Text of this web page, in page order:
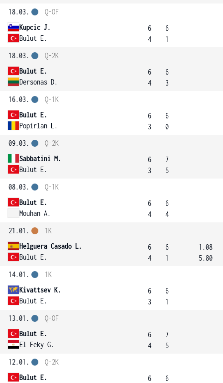
18.03.
Kupcic J.
Bulut E.
Q-OF
6
4
6
1
18.03.
Bulut E.
Dersonas D.
Q-2K
6
4
6
3
16.03.
Bulut E.
Popirlan L.
Q-1K
6
3
6
0
09.03.
Sabbatini M.
Bulut E.
Q-2K
6
3
7
5
08.03.
Bulut E.
Mouhan A.
Q-1K
6
4
6
4
21.01.
Helguera Casado L.
Bulut E.
1K
6
4
6
1
1.08
5.80
14.01.
Kivattsev K.
Bulut E.
1K
6
3
6
1
13.01.
Bulut E.
El Feky G.
Q-OF
6
4
7
5
12.01.
Bulut E.
Q-2K
6
6